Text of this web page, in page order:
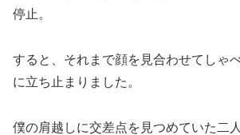
停止。
すると、それまで顔を見合わせてしゃ
に立ち止まりました。
僕の肩越しに交差点を見つめていた二